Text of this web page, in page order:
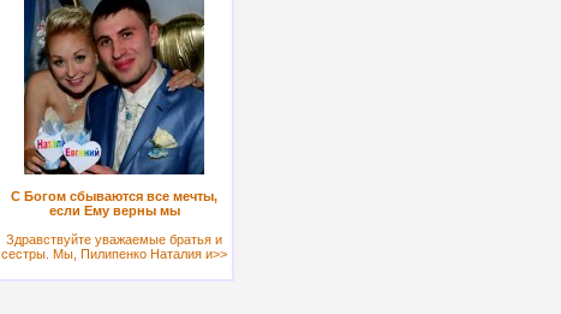
С Богом сбываются все мечты,
если Ему верны мы
Здравствуйте уважаемые братья и
сестры. Мы, Пилипенко Наталия и>>